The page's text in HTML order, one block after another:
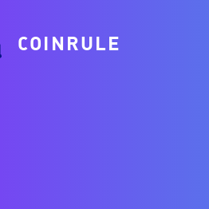
COINRULE